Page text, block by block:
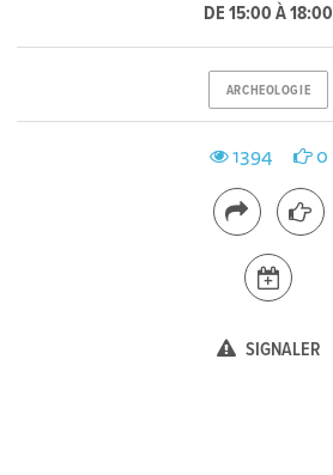
DE 15:00 À 18:00
ARCHEOLOGIE
1394 0
SIGNALER